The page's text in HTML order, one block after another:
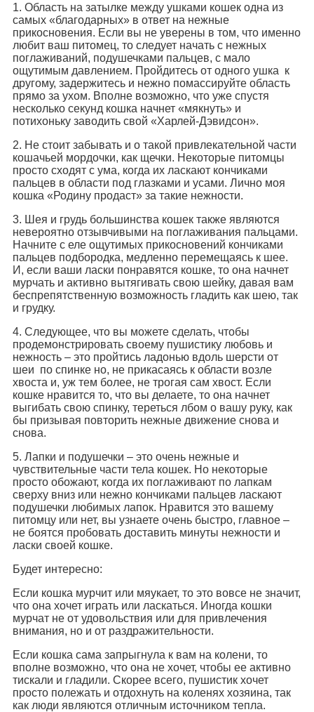
1. Область на затылке между ушками кошек одна из
самых «благодарных» в ответ на нежные
прикосновения. Если вы не уверены в том, что именно
любит ваш питомец, то следует начать с нежных
поглаживаний, подушечками пальцев, с мало
ощутимым давлением. Пройдитесь от одного ушка к
другому, задержитесь и нежно помассируйте область
прямо за ухом. Вполне возможно, что уже спустя
несколько секунд кошка начнет «мякнуть» и
потихоньку заводить свой «Харлей-Дэвидсон».
2. Не стоит забывать и о такой привлекательной части
кошачьей мордочки, как щечки. Некоторые питомцы
просто сходят с ума, когда их ласкают кончиками
пальцев в области под глазками и усами. Лично моя
кошка «Родину продаст» за такие нежности.
3. Шея и грудь большинства кошек также являются
невероятно отзывчивыми на поглаживания пальцами.
Начните с еле ощутимых прикосновений кончиками
пальцев подбородка, медленно перемещаясь к шее.
И, если ваши ласки понравятся кошке, то она начнет
мурчать и активно вытягивать свою шейку, давая вам
беспрепятственную возможность гладить как шею, так
и грудку.
4. Следующее, что вы можете сделать, чтобы
продемонстрировать своему пушистику любовь и
нежность – это пройтись ладонью вдоль шерсти от
шеи по спинке но, не прикасаясь к области возле
хвоста и, уж тем более, не трогая сам хвост. Если
кошке нравится то, что вы делаете, то она начнет
выгибать свою спинку, тереться лбом о вашу руку, как
бы призывая повторить нежные движение снова и
снова.
5. Лапки и подушечки – это очень нежные и
чувствительные части тела кошек. Но некоторые
просто обожают, когда их поглаживают по лапкам
сверху вниз или нежно кончиками пальцев ласкают
подушечки любимых лапок. Нравится это вашему
питомцу или нет, вы узнаете очень быстро, главное –
не боятся пробовать доставить минуты нежности и
ласки своей кошке.
Будет интересно:
Если кошка мурчит или мяукает, то это вовсе не значит,
что она хочет играть или ласкаться. Иногда кошки
мурчат не от удовольствия или для привлечения
внимания, но и от раздражительности.
Если кошка сама запрыгнула к вам на колени, то
вполне возможно, что она не хочет, чтобы ее активно
тискали и гладили. Скорее всего, пушистик хочет
просто полежать и отдохнуть на коленях хозяина, так
как люди являются отличным источником тепла.